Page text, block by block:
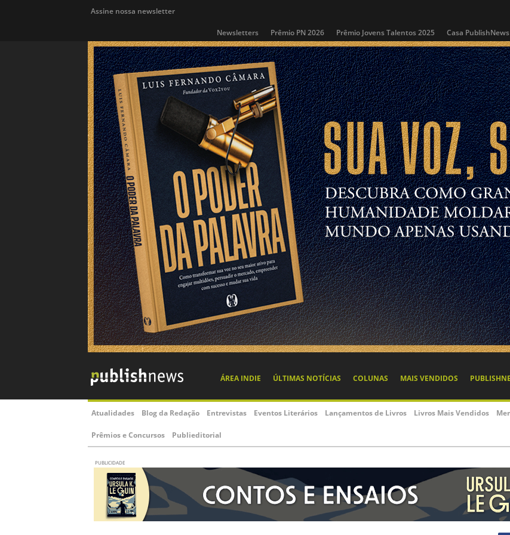
Assine nossa newsletter
Newsletters Prêmio PN 2026 Prêmio Jovens Talentos 2025 Casa
ÁREA INDIE ÚLTIMAS NOTÍCIAS COLUNAS MAIS VENDIDOS
Atualidades Blog da Redação Entrevistas Eventos Literários Lançamentos de Livros Livros Mais Vendidos
Prêmios e Concursos Publieditorial
PUBLICIDADE